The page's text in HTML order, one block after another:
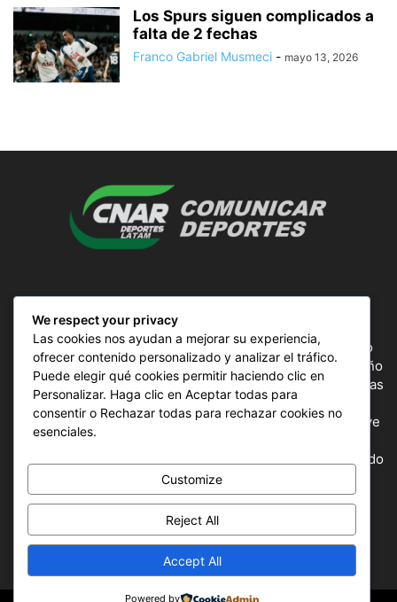
Los Spurs siguen complicados a
falta de 2 fechas
Franco Gabriel Musmeci - mayo 13, 2026
ComunicAr Deportes es un proyecto de noticias creado
por el director y Productor argentino Ale Gordillo en el año
2018, perteneciente a CnAr Latam y MS Interactiva noticias
deportivas de todo el continente latinoamericano y el
mundo, todos los deportes en un solo sitio, donde se vive
la pasión por esta actividad, nuestros periodistas
capacitados para mostrar la información precisa del mundo
deportivo.
SÍGUENOS
We respect your privacy
Las cookies nos ayudan a mejorar su experiencia,
ofrecer contenido personalizado y analizar el tráfico.
Puede elegir qué cookies permitir haciendo clic en
Personalizar. Haga clic en Aceptar todas para
consentir o Rechazar todas para rechazar cookies no
esenciales.
Customize
Reject All
Accept All
Powered by